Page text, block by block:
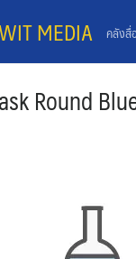
MEDIA คลังสื่
Round